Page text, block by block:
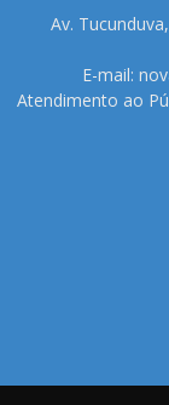
Av.
E-mail:
Atendimento ao